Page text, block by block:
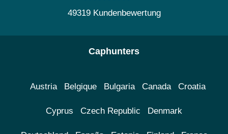
49319 Kundenbewertung
Caphunters
Austria Belgique Bulgaria Canada Croatia
Cyprus Czech Republic Denmark